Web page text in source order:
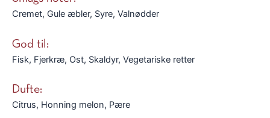
Cremet, Gule æbler, Syre, Valnødder
God til:
Fisk, Fjerkræ, Ost, Skaldyr, Vegetariske retter
Dufte:
Citrus, Honning melon, Pære